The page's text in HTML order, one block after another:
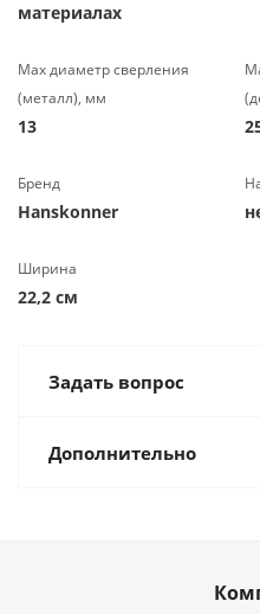
материалах
Max диаметр сверления
(металл), мм
13
Бренд
Hanskonner
Ширина
22,2 см
Задать вопрос
Дополнительно